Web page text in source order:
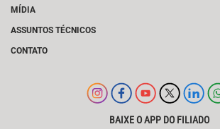
MÍDIA
ASSUNTOS TÉCNICOS
CONTATO
BAIXE O APP DO FILIADO